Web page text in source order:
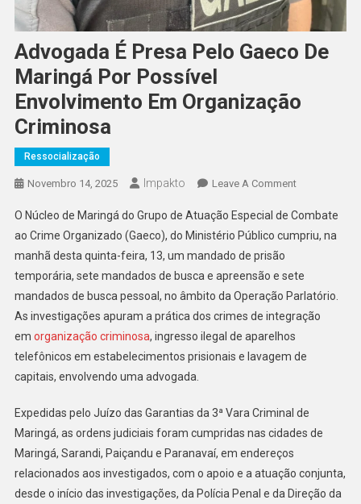
Advogada É Presa Pelo Gaeco De
Maringá Por Possível
Envolvimento Em Organização
Criminosa
Ressocialização
Novembro 14, 2025 Impakto Leave A CommentOn
É
Presa
Gaeco
De
Maringá
Possível
O Núcleo de Maringá do Grupo de Atuação Especial de Combate
ao Crime Organizado (Gaeco), do Ministério Público cumpriu, na
manhã desta quinta-feira, 13, um mandado de prisão
temporária, sete mandados de busca e apreensão e sete
mandados de busca pessoal, no âmbito da Operação Parlatório.
As investigações apuram a prática dos crimes de integração
em organização criminosa, ingresso ilegal de aparelhos
telefônicos em estabelecimentos prisionais e lavagem de
capitais, envolvendo uma advogada.
Expedidas pelo Juízo das Garantias da 3ª Vara Criminal de
Maringá, as ordens judiciais foram cumpridas nas cidades de
Maringá, Sarandi, Paiçandu e Paranavaí, em endereços
relacionados aos investigados, com o apoio e a atuação conjunta,
desde o início das investigações, da Polícia Penal e da Direção da